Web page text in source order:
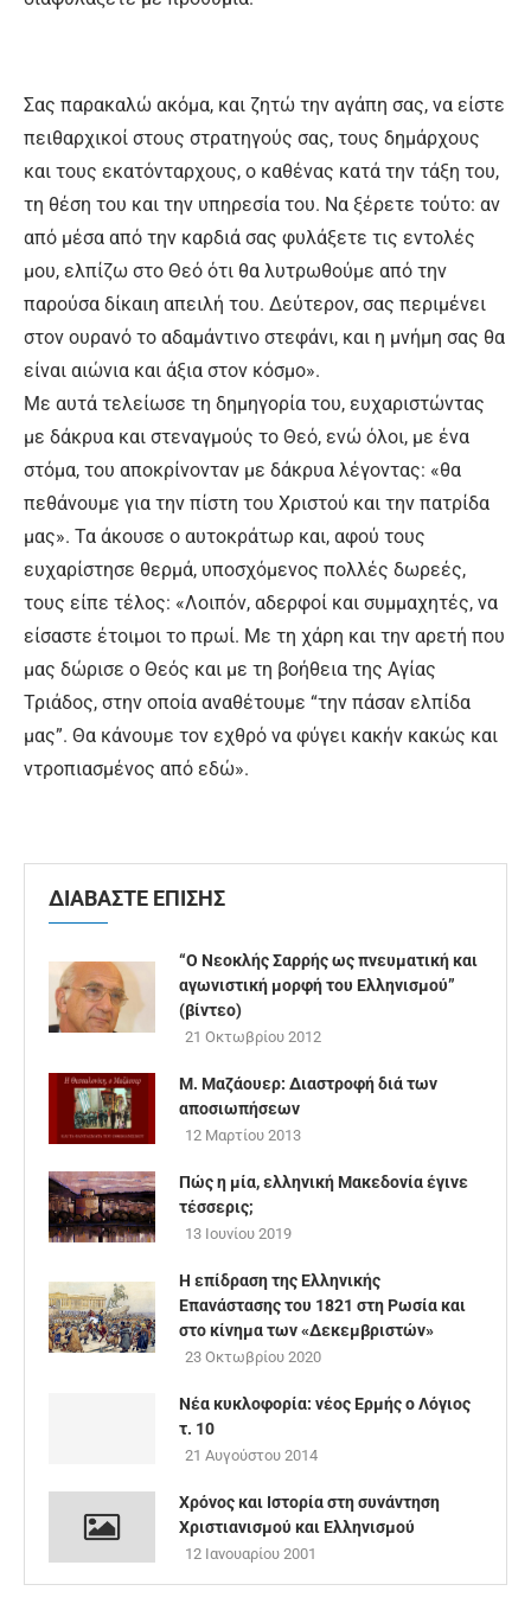
Σας παρακαλώ ακόμα, και ζητώ την αγάπη σας, να είστε
πειθαρχικοί στους στρατηγούς σας, τους δημάρχους
και τους εκατόνταρχους, ο καθένας κατά την τάξη του,
τη θέση του και την υπηρεσία του. Να ξέρετε τούτο: αν
από μέσα από την καρδιά σας φυλάξετε τις εντολές
μου, ελπίζω στο Θεό ότι θα λυτρωθούμε από την
παρούσα δίκαιη απειλή του. Δεύτερον, σας περιμένει
στον ουρανό το αδαμάντινο στεφάνι, και η μνήμη σας θα
είναι αιώνια και άξια στον κόσμο».
Με αυτά τελείωσε τη δημηγορία του, ευχαριστώντας
με δάκρυα και στεναγμούς το Θεό, ενώ όλοι, με ένα
στόμα, του αποκρίνονταν με δάκρυα λέγοντας: «θα
πεθάνουμε για την πίστη του Χριστού και την πατρίδα
μας». Τα άκουσε ο αυτοκράτωρ και, αφού τους
ευχαρίστησε θερμά, υποσχόμενος πολλές δωρεές,
τους είπε τέλος: «Λοιπόν, αδερφοί και συμμαχητές, να
είσαστε έτοιμοι το πρωί. Με τη χάρη και την αρετή που
μας δώρισε ο Θεός και με τη βοήθεια της Αγίας
Τριάδος, στην οποία αναθέτουμε “την πάσαν ελπίδα
μας”. Θα κάνουμε τον εχθρό να φύγει κακήν κακώς και
ντροπιασμένος από εδώ».
ΔΙΑΒΑΣΤΕ ΕΠΙΣΗΣ
“Ο Νεοκλής Σαρρής ως πνευματική και
αγωνιστική μορφή του Ελληνισμού”
(βίντεο)
21 Οκτωβρίου 2012
Μ. Μαζάουερ: Διαστροφή διά των
αποσιωπήσεων
12 Μαρτίου 2013
Πώς η μία, ελληνική Μακεδονία έγινε
τέσσερις;
13 Ιουνίου 2019
Η επίδραση της Ελληνικής
Επανάστασης του 1821 στη Ρωσία και
στο κίνημα των «Δεκεμβριστών»
23 Οκτωβρίου 2020
Νέα κυκλοφορία: νέος Ερμής ο Λόγιος
τ. 10
21 Αυγούστου 2014
Χρόνος και Ιστορία στη συνάντηση
Χριστιανισμού και Ελληνισμού
12 Ιανουαρίου 2001